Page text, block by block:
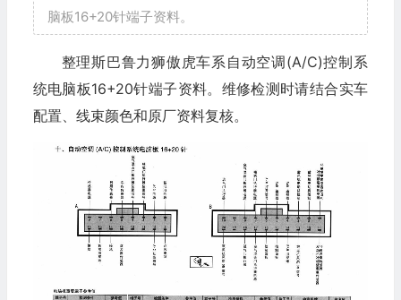
脑板16+20针端子资料。
整理斯巴鲁力狮傲虎车系自动空调(A/C)控制系
统电脑板16+20针端子资料。维修检测时请结合实车
配置、线束颜色和原厂资料复核。